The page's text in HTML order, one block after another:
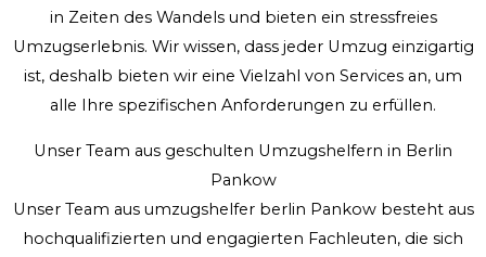
in Zeiten des Wandels und bieten ein stressfreies
Umzugserlebnis. Wir wissen, dass jeder Umzug einzigartig
ist, deshalb bieten wir eine Vielzahl von Services an, um
alle Ihre spezifischen Anforderungen zu erfüllen.
Unser Team aus geschulten Umzugshelfern in Berlin
Pankow
Unser Team aus umzugshelfer berlin Pankow besteht aus
hochqualifizierten und engagierten Fachleuten, die sich